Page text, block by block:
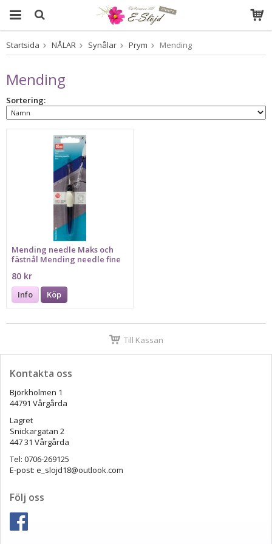
Produkten har blivit tillagd i varukorgen
Startsida NÅLAR Synålar Prym Mending
Mending
Sortering:
Mending needle Maks och
fästnål Mending needle fine
80 kr
Info Köp
Till Kassan
Kontakta oss
Björkholmen 1
44791 Vårgårda
Lagret
Snickargatan 2
447 31 Vårgårda
Tel: 0706-269125
E-post: e_slojd18@outlook.com
Följ oss